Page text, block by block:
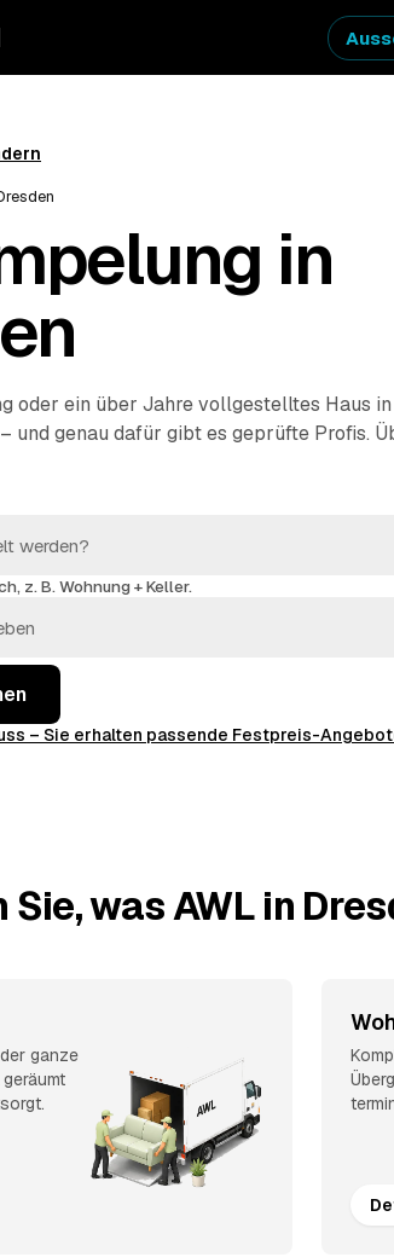
in
oder ein über Jahre vollgestelltes Haus
und genau dafür gibt es geprüfte Profis.
es geht, und erhalten mehrere
entscheiden, wem Sie den Auftrag geben.
z. B. Wohnung + Keller.
– Sie erhalten passende Festpreis-
Sie, was AWL in
ganze